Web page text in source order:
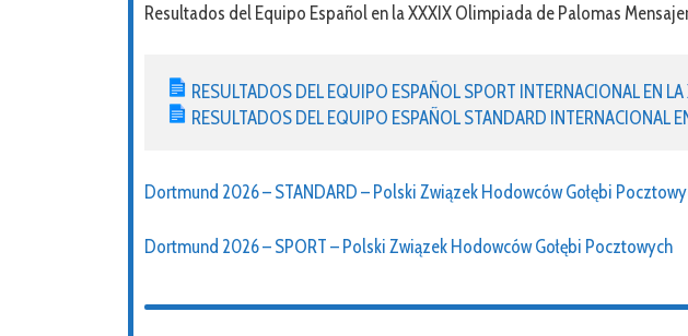
Resultados del Equipo Español en la XXXIX Olimpiada de Palomas
RESULTADOS DEL EQUIPO ESPAÑOL SPORT INTERNACIONAL EN
RESULTADOS DEL EQUIPO ESPAÑOL STANDARD INTERNACIONAL
Dortmund 2026 – STANDARD – Polski Związek Hodowców Gołębi
Dortmund 2026 – SPORT – Polski Związek Hodowców Gołębi Pocztowych